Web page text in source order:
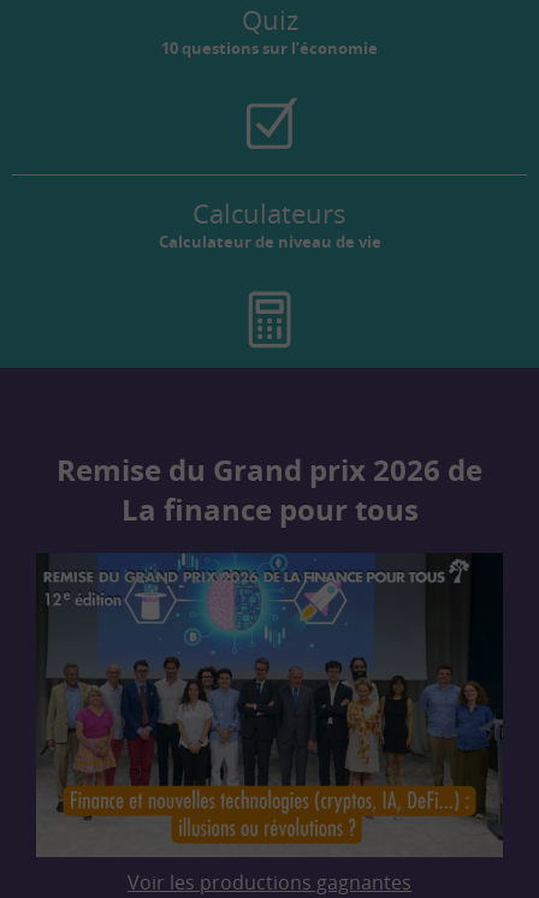
Quiz
10 questions sur l’économie
Calculateurs
Calculateur de niveau de vie
Remise du Grand prix 2026 de
La finance pour tous
Voir les productions gagnantes